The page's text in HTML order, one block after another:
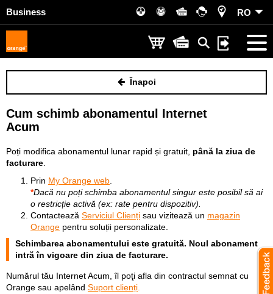
Business RO
Înapoi
Cum schimb abonamentul Internet
Acum
Poți modifica abonamentul lunar rapid și gratuit, până la ziua de
facturare
Prin My Orange web
*Dacă nu poți schimba abonamentul singur este posibil să ai
o restricție activă (ex: rate pentru dispozitiv).
Contactează Serviciul Clienți sau vizitează un magazin
Orange pentru soluții personalizate.
Schimbarea abonamentului este gratuită. Noul abonament
intră în vigoare din ziua de facturare.
Numărul tău Internet Acum, îl poţi afla din contractul semnat cu
Orange sau apelând Suport clienți